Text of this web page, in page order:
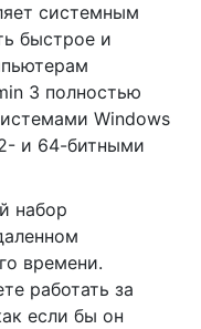
системным
быстрое и
3 полностью
Windows
и 64-битными
набор
времени.
работать за
если бы он